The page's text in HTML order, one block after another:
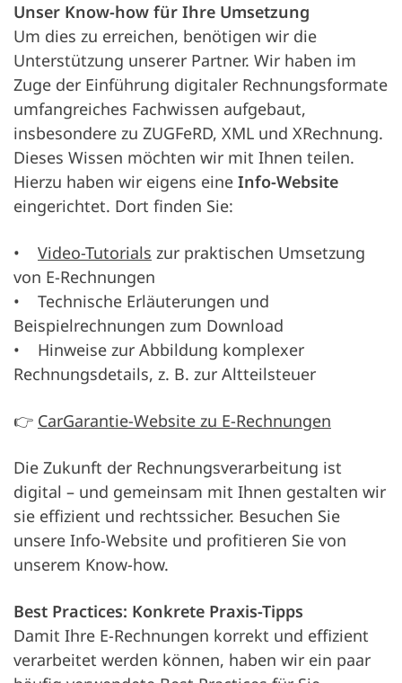
Unser Know-how für Ihre Umsetzung
Um dies zu erreichen, benötigen wir die
Unterstützung unserer Partner. Wir haben im
Zuge der Einführung digitaler Rechnungsformate
umfangreiches Fachwissen aufgebaut,
insbesondere zu ZUGFeRD, XML und XRechnung.
Dieses Wissen möchten wir mit Ihnen teilen.
Hierzu haben wir eigens eine Info-Website
eingerichtet. Dort finden Sie:
• Video-Tutorials zur praktischen Umsetzung
von E-Rechnungen
• Technische Erläuterungen und
Beispielrechnungen zum Download
• Hinweise zur Abbildung komplexer
Rechnungsdetails, z. B. zur Altteilsteuer
👉 CarGarantie-Website zu E-Rechnungen
Die Zukunft der Rechnungsverarbeitung ist
digital – und gemeinsam mit Ihnen gestalten wir
sie effizient und rechtssicher. Besuchen Sie
unsere Info-Website und profitieren Sie von
unserem Know-how.
Best Practices: Konkrete Praxis-Tipps
Damit Ihre E-Rechnungen korrekt und effizient
verarbeitet werden können, haben wir ein paar